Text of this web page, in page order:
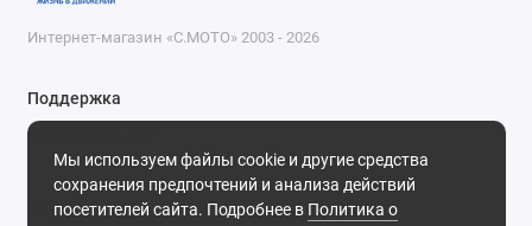
Мы используем файлы cookie и другие средства
сохранения предпочтений и анализа действий
посетителей сайта. Подробнее в Политика о
Интернет-магазин «С.МОТО» 2003 - 2026
Поддержка
8-800-55-00-327
Будни, с 09-30 до 18-30
Мы в сети